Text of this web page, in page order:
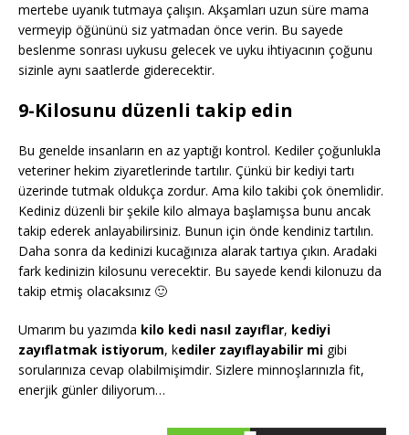
mertebe uyanık tutmaya çalışın. Akşamları uzun süre mama
vermeyip öğününü siz yatmadan önce verin. Bu sayede
beslenme sonrası uykusu gelecek ve uyku ihtiyacının çoğunu
sizinle aynı saatlerde giderecektir.
9-Kilosunu düzenli takip edin
Bu genelde insanların en az yaptığı kontrol. Kediler çoğunlukla
veteriner hekim ziyaretlerinde tartılır. Çünkü bir kediyi tartı
üzerinde tutmak oldukça zordur. Ama kilo takibi çok önemlidir.
Kediniz düzenli bir şekile kilo almaya başlamışsa bunu ancak
takip ederek anlayabilirsiniz. Bunun için önde kendiniz tartılın.
Daha sonra da kedinizi kucağınıza alarak tartıya çıkın. Aradaki
fark kedinizin kilosunu verecektir. Bu sayede kendi kilonuzu da
takip etmiş olacaksınız 🙂
Umarım bu yazımda kilo kedi nasıl zayıflar, kediyi
zayıflatmak istiyorum, kediler zayıflayabilir mi gibi
sorularınıza cevap olabilmişimdir. Sizlere minnoşlarınızla fit,
enerjik günler diliyorum…